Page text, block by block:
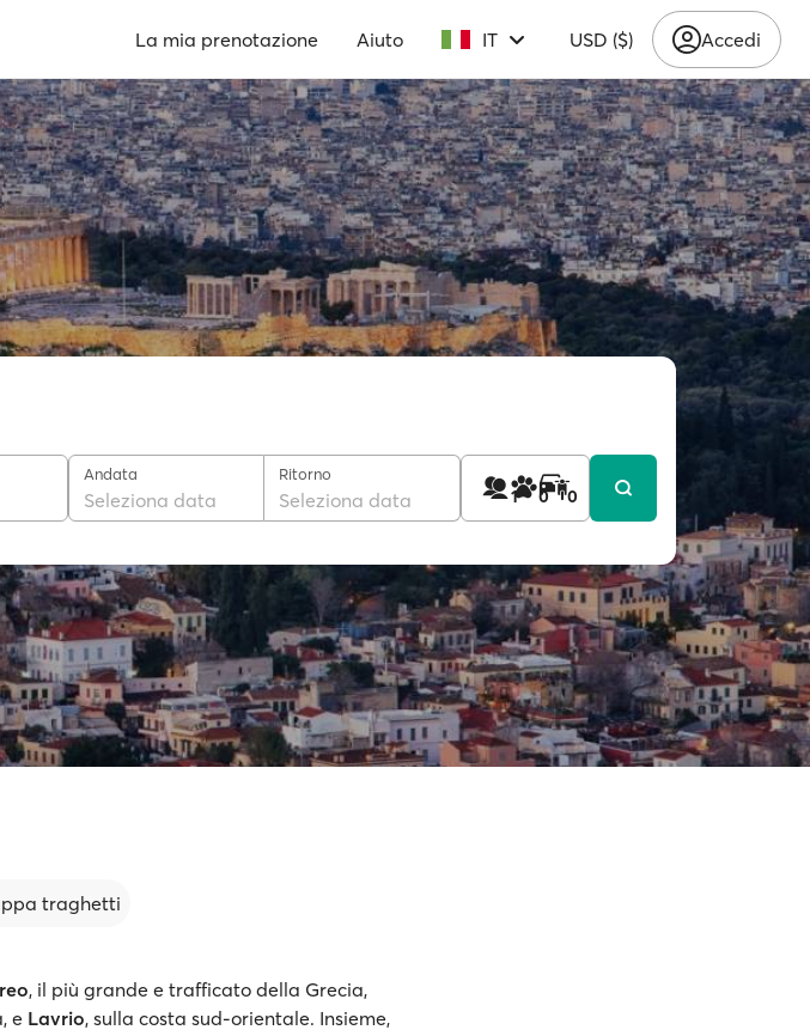
La mia prenotazione Aiuto IT USD ($) Accedi
Andata
Seleziona data
Ritorno
Seleziona data 1 0 0
traghetti
, il più grande e trafficato della Grecia,
e Lavrio, sulla costa sud-orientale. Insieme,